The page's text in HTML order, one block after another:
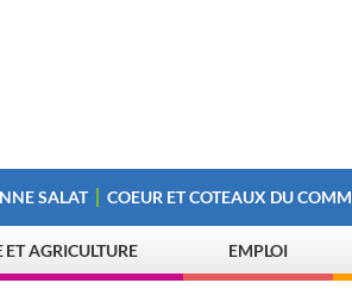
SALAT COEUR ET COTEAUX DU
AGRICULTURE EMPLOI